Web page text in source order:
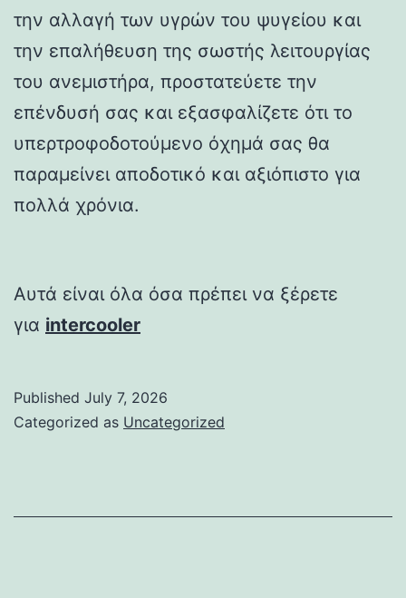
την αλλαγή των υγρών του ψυγείου και
την επαλήθευση της σωστής λειτουργίας
του ανεμιστήρα, προστατεύετε την
επένδυσή σας και εξασφαλίζετε ότι το
υπερτροφοδοτούμενο όχημά σας θα
παραμείνει αποδοτικό και αξιόπιστο για
πολλά χρόνια.
Αυτά είναι όλα όσα πρέπει να ξέρετε
για intercooler
Published July 7, 2026
Categorized as Uncategorized